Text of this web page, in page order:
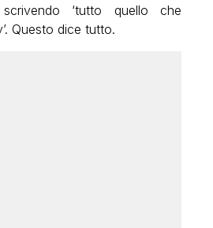
‘tutto quello che
Questo dice tutto.